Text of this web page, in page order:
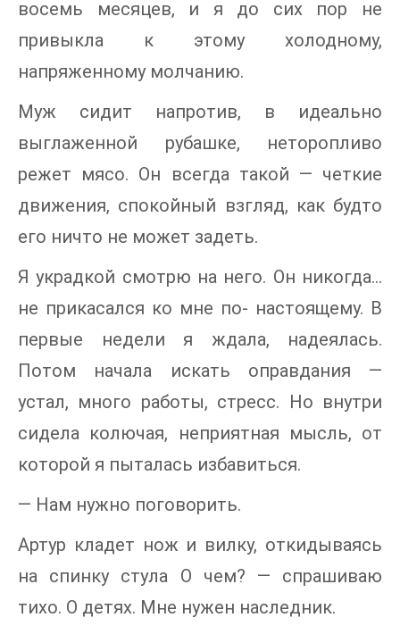
восемь месяцев, и я до сих пор не
привыкла к этому холодному,
напряженному молчанию.
Муж сидит напротив, в идеально
выглаженной рубашке, неторопливо
режет мясо. Он всегда такой — четкие
движения, спокойный взгляд, как будто
его ничто не может задеть.
Я украдкой смотрю на него. Он никогда...
не прикасался ко мне по- настоящему. В
первые недели я ждала, надеялась.
Потом начала искать оправдания —
устал, много работы, стресс. Но внутри
сидела колючая, неприятная мысль, от
которой я пыталась избавиться.
— Нам нужно поговорить.
Артур кладет нож и вилку, откидываясь
на спинку стула О чем? — спрашиваю
тихо. О детях. Мне нужен наследник.